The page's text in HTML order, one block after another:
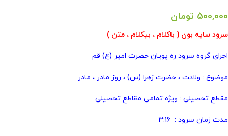
500,000 تومان
سرود سایه بون ( باکلام ، بیکلام ، متن )
اجرای گروه سرود ره پویان حضرت امیر (ع) قم
موضوع : ولادت ، حضرت زهرا (س) ، روز مادر ، مادر
مقطع تحصیلی : ویژه تمامی مقاطع تحصیلی
مدت زمان سرود : 3:16